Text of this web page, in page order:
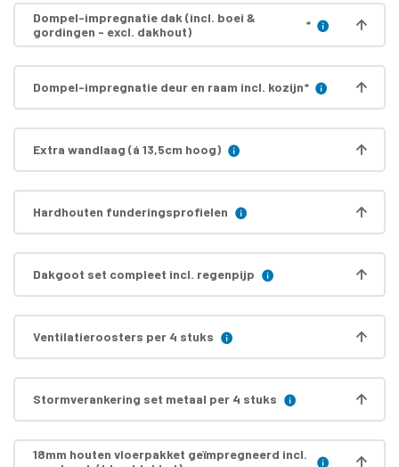
Dompel-impregnatie dak (incl. boei &
gordingen - excl. dakhout)
*
Dompel-impregnatie deur en raam incl. kozijn*
Extra wandlaag (á 13,5cm hoog)
Hardhouten funderingsprofielen
Dakgoot set compleet incl. regenpijp
Ventilatieroosters per 4 stuks
Stormverankering set metaal per 4 stuks
18mm houten vloerpakket geïmpregneerd incl.